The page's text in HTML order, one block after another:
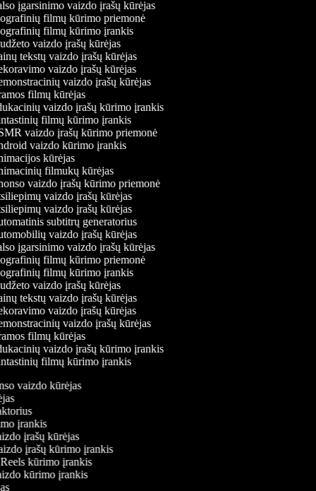
įgarsinimo vaizdo įrašų kūrėjas
filmų kūrimo priemonė
filmų kūrimo įrankis
vaizdo įrašų kūrėjas
tekstų vaizdo įrašų kūrėjas
vaizdo įrašų kūrėjas
vaizdo įrašų kūrėjas
filmų kūrėjas
vaizdo įrašų kūrimo įrankis
filmų kūrimo įrankis
vaizdo įrašų kūrimo priemonė
vaizdo kūrimo įrankis
kūrėjas
filmukų kūrėjas
vaizdo įrašų kūrimo priemonė
vaizdo įrašų kūrėjas
vaizdo įrašų kūrėjas
subtitrų generatorius
vaizdo įrašų kūrėjas
įgarsinimo vaizdo įrašų kūrėjas
filmų kūrimo priemonė
filmų kūrimo įrankis
vaizdo įrašų kūrėjas
tekstų vaizdo įrašų kūrėjas
vaizdo įrašų kūrėjas
vaizdo įrašų kūrėjas
filmų kūrėjas
vaizdo įrašų kūrimo įrankis
filmų kūrimo įrankis
vaizdo kūrėjas
įrankis
įrašų kūrėjas
įrašų kūrimo įrankis
Reels kūrimo įrankis
kūrimo įrankis